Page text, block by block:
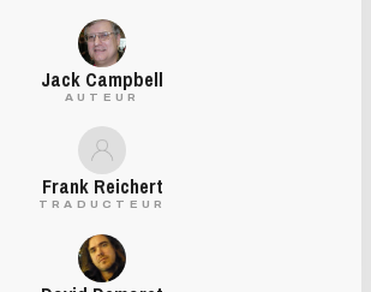
Jack Campbell
AUTEUR
Frank Reichert
TRADUCTEUR